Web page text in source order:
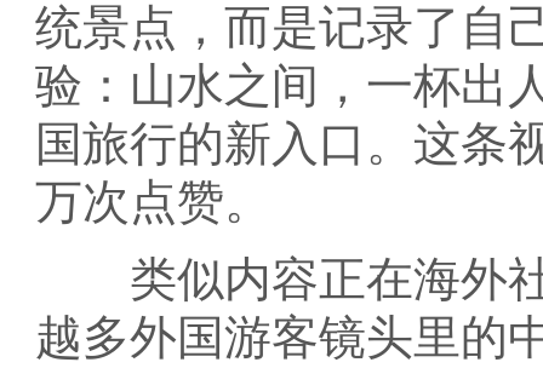
统景点，而是记录了自
验：山水之间，一杯出
国旅行的新入口。这条
万次点赞。
类似内容正在海外
越多外国游客镜头里的